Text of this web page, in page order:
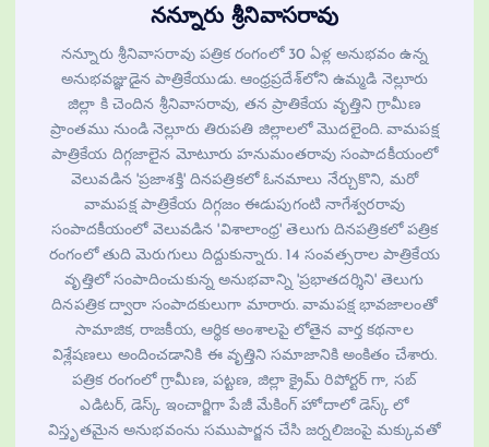
నన్నూరు శ్రీనివాసరావు
నన్నూరు శ్రీనివాసరావు పత్రిక రంగంలో 30 ఏళ్ల అనుభవం ఉన్న
అనుభవజ్ఞుడైన పాత్రికేయుడు. ఆంధ్రప్రదేశ్‌లోని ఉమ్మడి నెల్లూరు
జిల్లా కి చెందిన శ్రీనివాసరావు, తన ప్రాతికేయ వృత్తిని గ్రామీణ
ప్రాంతము నుండి నెల్లూరు తిరుపతి జిల్లాలలో మొదలైంది. వామపక్ష
పాత్రికేయ దిగ్గజాలైన మోటూరు హనుమంతరావు సంపాదకీయంలో
వెలువడిన 'ప్రజాశక్తి' దినపత్రికలో ఓనమాలు నేర్చుకొని, మరో
వామపక్ష పాత్రికేయ దిగ్గజం ఈడుపుగంటి నాగేశ్వరరావు
సంపాదకీయంలో వెలువడిన 'విశాలాంధ్ర' తెలుగు దినపత్రికలో పత్రిక
రంగంలో తుది మెరుగులు దిద్దుకున్నారు. 14 సంవత్సరాల పాత్రికేయ
వృత్తిలో సంపాదించుకున్న అనుభవాన్ని 'ప్రభాతదర్శిని' తెలుగు
దినపత్రిక ద్వారా సంపాదకులుగా మారారు. వామపక్ష భావజాలంతో
సామాజిక, రాజకీయ, ఆర్థిక అంశాలపై లోతైన వార్త కథనాల
విశ్లేషణలు అందించడానికి ఈ వృత్తిని సమాజానికి అంకితం చేశారు.
పత్రిక రంగంలో గ్రామీణ, పట్టణ, జిల్లా క్రైమ్ రిపోర్టర్ గా, సబ్
ఎడిటర్, డెస్క్ ఇంచార్జిగా పేజీ మేకింగ్ హోదాలో డెస్క్ లో
విస్తృతమైన అనుభవంను సముపార్జన చేసి జర్నలిజంపై మక్కువతో